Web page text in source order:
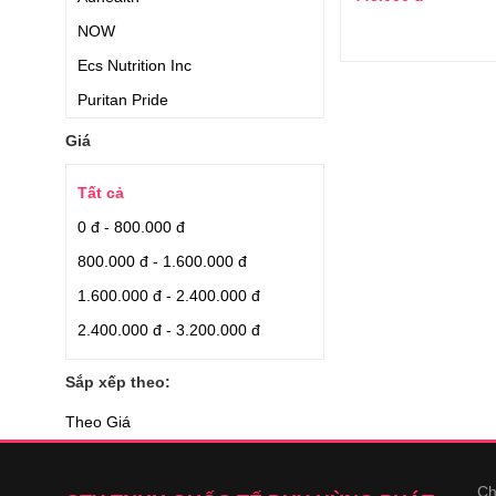
NOW
Ecs Nutrition Inc
Puritan Pride
Daiichi Sankyo Pharmaceutical
Relumins
Costar
Mosbeau
Tsuruhara
Kyowa
Angel's Liquid
Daiichisankyo
Giá
Tất cả
0 đ - 800.000 đ
800.000 đ - 1.600.000 đ
1.600.000 đ - 2.400.000 đ
2.400.000 đ - 3.200.000 đ
Sắp xếp theo:
Theo Giá